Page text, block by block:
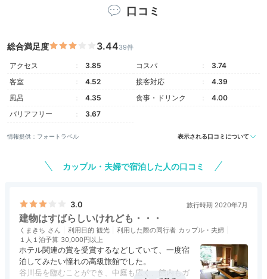
露天風呂付洋室
すべてに源泉かけ流しの露天風呂がついています。窓の
外には緑萌える谷川岳の姿。喧騒とは無縁の空間で、家
a___y03.226
「露天風呂付客室 和室A」というお部屋に泊まりました。 露天風呂
は広く、広緑や露天風呂からの眺めもとても良かったです。
口コミ
総合満足度 3.4439件
アクセス 3.85 コスパ
3.74
客室
4.52 接客対応
4.39
風呂
4.35 食事・ドリンク
4.00
バリアフリー
3.67
情報提供：フォートラベル 表示される口コミについて
カップル・夫婦で宿泊した人の口コミ
3.0 旅行時期 2020年7月
建物はすばらしいけれども・・・
くまきち 利用目的 観光 利用した際の同行者 カップル・夫婦
１人１泊予算 30,000円以上
ホテル関連の賞を受賞するなどしていて、一度宿
泊してみたい憧れの高級旅館でした。
谷川岳を臨むことができ、中庭も広く、館内もガ